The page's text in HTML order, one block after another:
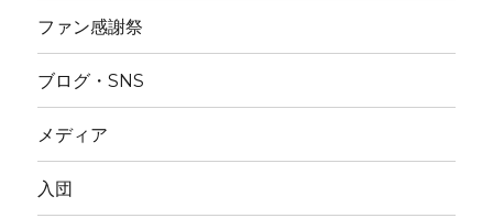
ファン感謝祭
ブログ・SNS
メディア
入団